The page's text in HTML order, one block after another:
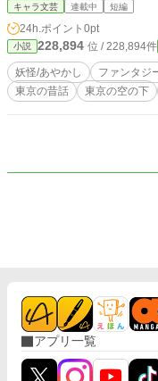
キャラ文芸 連載中 短編
24h.ポイント 0pt
小説 228,894 位 / 228,894件
妖怪/あやかし ファンタジ
東京の昔話
東京の空の下
アプリ一覧